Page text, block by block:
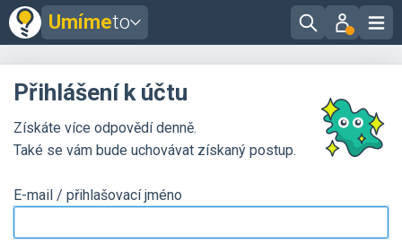
Umímeto
Přihlášení k účtu
Získáte více odpovědí denně.
Také se vám bude uchovávat získaný postup.
E-mail / přihlašovací jméno